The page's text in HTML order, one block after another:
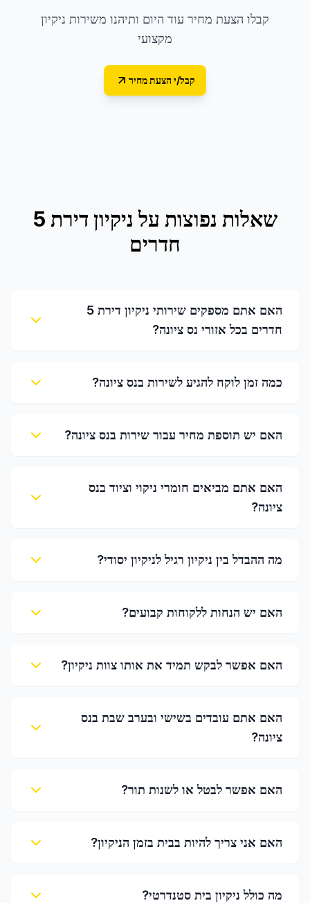
קבלו הצעת מחיר עוד היום ותיהנו משירות ניקיון
מקצועי
קבל/י הצעת מחיר
שאלות נפוצות על
ניקיון דירת 5
חדרים
האם אתם מספקים שירותי ניקיון דירת 5
חדרים בכל אזורי נס ציונה?
כמה זמן לוקח להגיע לשירות בנס ציונה?
האם יש תוספת מחיר עבור שירות בנס ציונה?
האם אתם מביאים חומרי ניקוי וציוד בנס
ציונה?
מה ההבדל בין ניקיון רגיל לניקיון יסודי?
האם יש הנחות ללקוחות קבועים?
האם אפשר לבקש תמיד את אותו צוות ניקיון?
האם אתם עובדים בשישי ובערב שבת בנס
ציונה?
האם אפשר לבטל או לשנות תור?
האם אני צריך להיות בבית בזמן הניקיון?
מה כולל ניקיון בית סטנדרטי?